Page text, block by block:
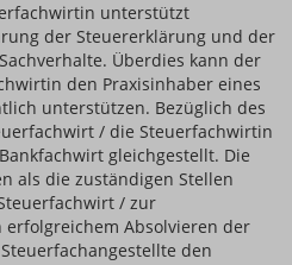
unterstützt
der Steuererklärung und der
Überdies kann der
den Praxisinhaber eines
unterstützen. Bezüglich des
/ die Steuerfachwirtin
gleichgestellt. Die
als die zuständigen Stellen
/ zur
Absolvieren der
den